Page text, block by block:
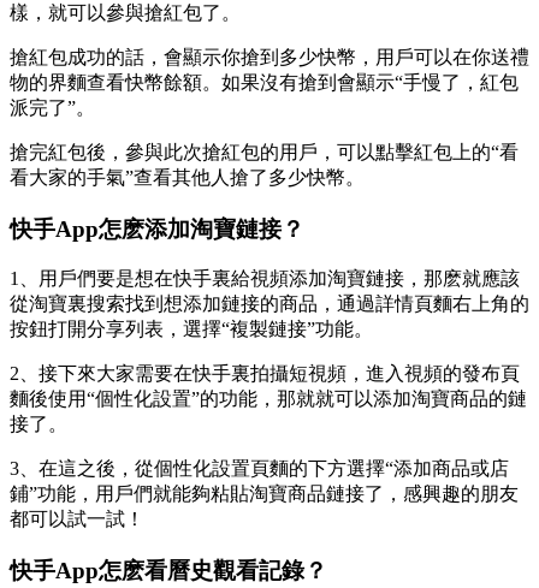
樣，就可以參與搶紅包了。
搶紅包成功的話，會顯示你搶到多少快幣，用戶可以在你送禮
物的界麵查看快幣餘額。如果沒有搶到會顯示“手慢了，紅包
派完了”。
搶完紅包後，參與此次搶紅包的用戶，可以點擊紅包上的“看
看大家的手氣”查看其他人搶了多少快幣。
快手App怎麽添加淘寶鏈接？
1、用戶們要是想在快手裏給視頻添加淘寶鏈接，那麽就應該
從淘寶裏搜索找到想添加鏈接的商品，通過詳情頁麵右上角的
按鈕打開分享列表，選擇“複製鏈接”功能。
2、接下來大家需要在快手裏拍攝短視頻，進入視頻的發布頁
麵後使用“個性化設置”的功能，那就就可以添加淘寶商品的鏈
接了。
3、在這之後，從個性化設置頁麵的下方選擇“添加商品或店
鋪”功能，用戶們就能夠粘貼淘寶商品鏈接了，感興趣的朋友
都可以試一試！
快手App怎麽看曆史觀看記錄？